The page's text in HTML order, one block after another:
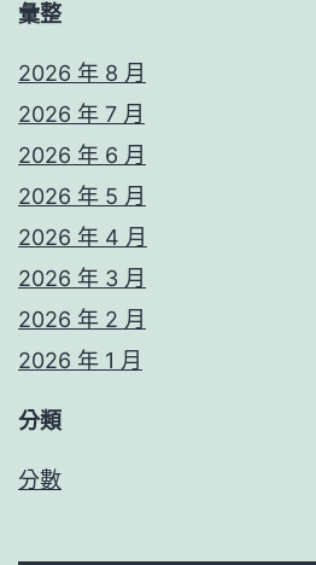
彙整
2026 年 8 月
2026 年 7 月
2026 年 6 月
2026 年 5 月
2026 年 4 月
2026 年 3 月
2026 年 2 月
2026 年 1 月
分類
分數